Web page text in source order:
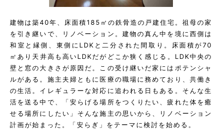
建物は築40年、床面積185㎡の鉄骨造の戸建住宅。祖母の家
を引き継いで、リノベーション。建物の真ん中を境に西側は
和室と縁側、東側にLDKと二分された間取り。床面積が70
㎡あり天井高も高いLDKだがどこか狭く感じる。LDK中央の
壁と窓の大きさが原因だ。この受け継いだ家にはポテンシャ
ルがある。施主夫婦ともに医療の職場に務めており、共働き
の生活。イレギュラーな対応に追われる日もある。そんな生
活を送る中で、「安らげる場所をつくりたい、疲れた体を癒
せる場所にしたい」そんな施主の思いから、リノベーション
計画が始まった。「安らぎ」をテーマに検討を始める。